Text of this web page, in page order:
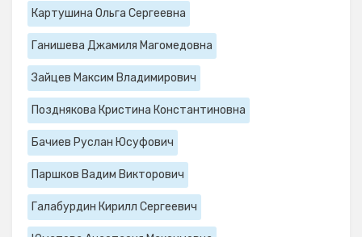
Картушина Ольга Сергеевна
Ганишева Джамиля Магомедовна
Зайцев Максим Владимирович
Позднякова Кристина Константиновна
Бачиев Руслан Юсуфович
Паршков Вадим Викторович
Галабурдин Кирилл Сергеевич